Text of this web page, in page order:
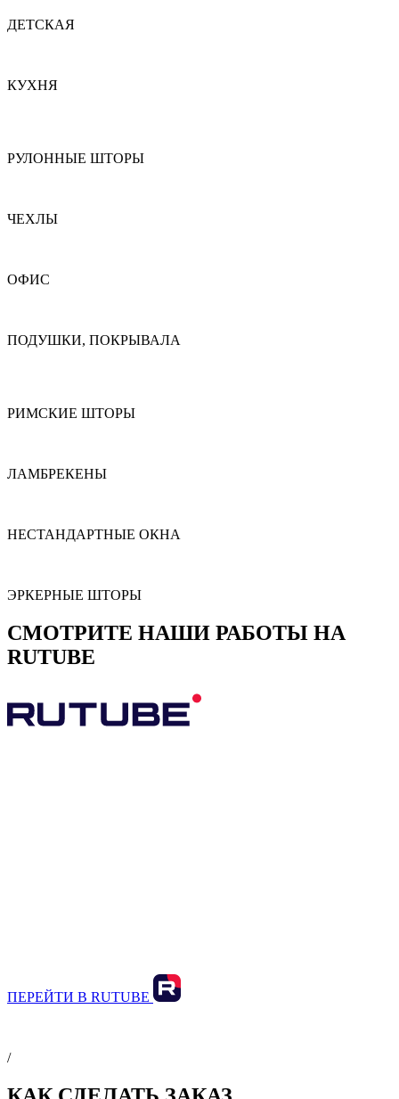
ДЕТСКАЯ
КУХНЯ
РУЛОННЫЕ ШТОРЫ
ЧЕХЛЫ
ОФИС
ПОДУШКИ, ПОКРЫВАЛА
РИМСКИЕ ШТОРЫ
ЛАМБРЕКЕНЫ
НЕСТАНДАРТНЫЕ ОКНА
ЭРКЕРНЫЕ ШТОРЫ
СМОТРИТЕ НАШИ РАБОТЫ НА
RUTUBE
ПЕРЕЙТИ В RUTUBE
/